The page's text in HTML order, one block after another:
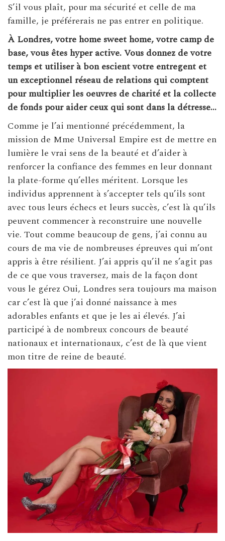
S’il vous plaît, pour ma sécurité et celle de ma
famille, je préférerais ne pas entrer en politique.
À Londres, votre home sweet home, votre camp de
base, vous êtes hyper active. Vous donnez de votre
temps et utiliser à bon escient votre entregent et
un exceptionnel réseau de relations qui comptent
pour multiplier les oeuvres de charité et la collecte
de fonds pour aider ceux qui sont dans la détresse…
Comme je l’ai mentionné précédemment, la
mission de Mme Universal Empire est de mettre en
lumière le vrai sens de la beauté et d’aider à
renforcer la confiance des femmes en leur donnant
la plate-forme qu’elles méritent. Lorsque les
individus apprennent à s’accepter tels qu’ils sont
avec tous leurs échecs et leurs succès, c’est là qu’ils
peuvent commencer à reconstruire une nouvelle
vie. Tout comme beaucoup de gens, j’ai connu au
cours de ma vie de nombreuses épreuves qui m’ont
appris à être résilient. J’ai appris qu’il ne s’agit pas
de ce que vous traversez, mais de la façon dont
vous le gérez Oui, Londres sera toujours ma maison
car c’est là que j’ai donné naissance à mes
adorables enfants et que je les ai élevés. J’ai
participé à de nombreux concours de beauté
nationaux et internationaux, c’est de là que vient
mon titre de reine de beauté.